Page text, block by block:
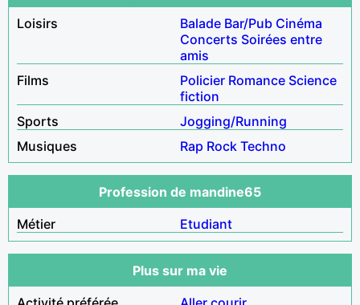
Loisirs
Balade Bar/Pub Cinéma
Concerts Soirées entre
amis
Films
Policier Romance Science
fiction
Sports
Jogging/Running
Musiques
Rap Rock Techno
Profession de mandine65
Métier
Etudiant
Plus sur ma vie